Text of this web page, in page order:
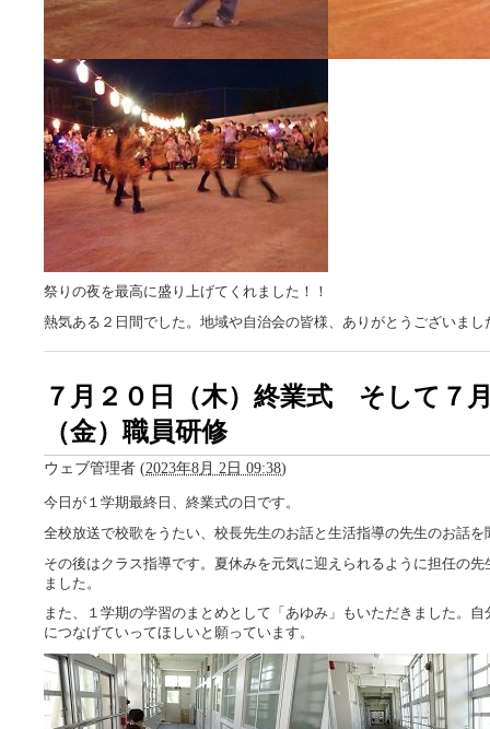
祭りの夜を最高に盛り上げてくれました！！
熱気ある２日間でした。地域や自治会の皆様、ありがとうございまし
７月２０日（木）終業式 そして７
（金）職員研修
ウェブ管理者 (2023年8月 2日 09:38)
今日が１学期最終日、終業式の日です。
全校放送で校歌をうたい、校長先生のお話と生活指導の先生のお話を
その後はクラス指導です。夏休みを元気に迎えられるように担任の
ました。
また、１学期の学習のまとめとして「あゆみ」もいただきました。
につなげていってほしいと願っています。